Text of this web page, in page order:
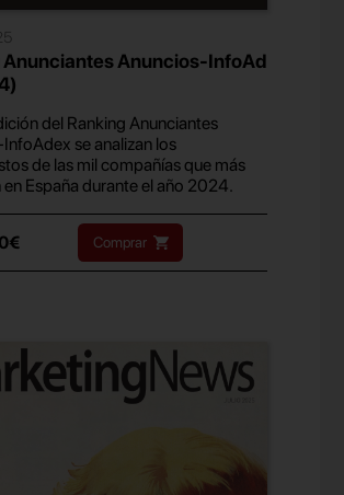
Anunciantes Anuncios-InfoAd
del Ranking Anunciantes
se analizan los
de las mil compañías que más
España durante el año 2024.
Comprar